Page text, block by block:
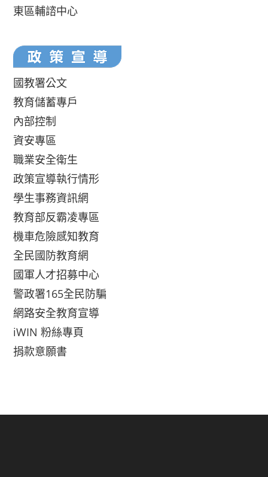
東區輔諮中心
國教署公文
教育儲蓄專戶
內部控制
資安專區
職業安全衛生
政策宣導執行情形
學生事務資訊網
教育部反霸凌專區
機車危險感知教育
全民國防教育網
國軍人才招募中心
警政署165全民防騙
網路安全教育宣導
iWIN 粉絲專頁
捐款意願書